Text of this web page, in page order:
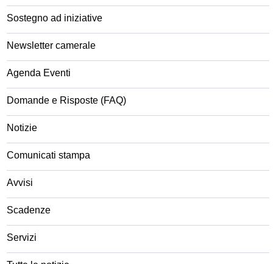
Sostegno ad iniziative
Newsletter camerale
Agenda Eventi
Domande e Risposte (FAQ)
Notizie
Comunicati stampa
Avvisi
Scadenze
Servizi